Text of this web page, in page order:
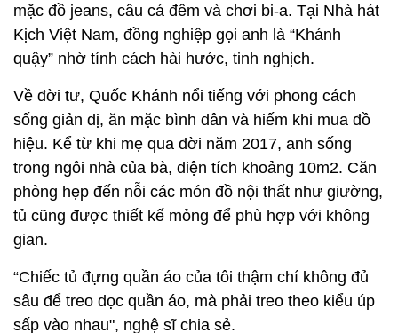
mặc đồ jeans, câu cá đêm và chơi bi-a. Tại Nhà hát
Kịch Việt Nam, đồng nghiệp gọi anh là “Khánh
quậy” nhờ tính cách hài hước, tinh nghịch.
Về đời tư, Quốc Khánh nổi tiếng với phong cách
sống giản dị, ăn mặc bình dân và hiếm khi mua đồ
hiệu. Kể từ khi mẹ qua đời năm 2017, anh sống
trong ngôi nhà của bà, diện tích khoảng 10m2. Căn
phòng hẹp đến nỗi các món đồ nội thất như giường,
tủ cũng được thiết kế mỏng để phù hợp với không
gian.
“Chiếc tủ đựng quần áo của tôi thậm chí không đủ
sâu để treo dọc quần áo, mà phải treo theo kiểu úp
sấp vào nhau", nghệ sĩ chia sẻ.